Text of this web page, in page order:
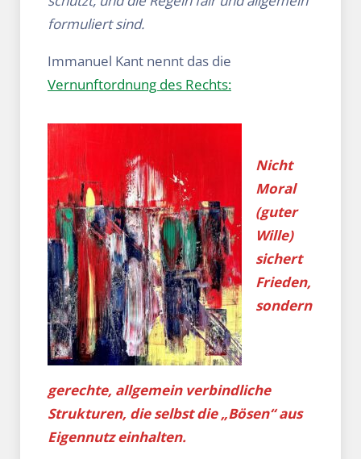
formuliert sind.
Immanuel Kant nennt das die
Vernunftordnung des Rechts:
Nicht
Moral
(guter
Wille)
sichert
Frieden,
sondern
gerechte, allgemein verbindliche
Strukturen, die selbst die „Bösen“ aus
Eigennutz einhalten.